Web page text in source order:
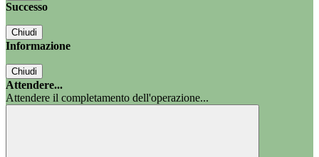
Successo
Chiudi
Informazione
Chiudi
Attendere...
Attendere il completamento dell'operazione...